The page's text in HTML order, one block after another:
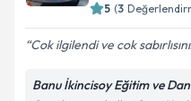
5 (3
Cok ilgilendi ve cok
Banu İkincisoy Eğitim ve